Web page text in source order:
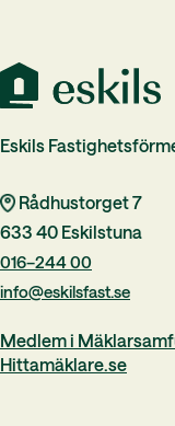
Eskils
Rådhustorget 7
633 40 Eskilstuna
016–244 00
info@eskilsfast.se
Medlem i
Hittamäklare.se